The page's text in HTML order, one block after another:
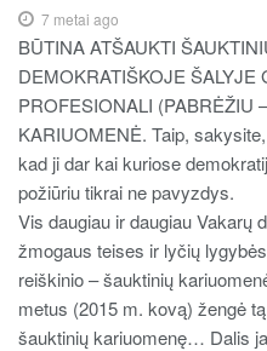
7 metai ago
BŪTINA ATŠAUKTI
DEMOKRATIŠKOJE ŠALYJE
PROFESIONALI (PABRĖŽIU
KARIUOMENĖ. Taip,
kad ji dar kai kuriose
požiūriu tikrai ne pavyzdys.
Vis daugiau ir daugiau Vakarų
žmogaus teises ir lyčių
reiškinio – šauktinių
metus (2015 m. kovą) žengė
šauktinių kariuomenę… Dalis